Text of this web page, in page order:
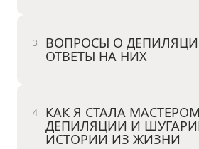
ВОПРОСЫ О
ОТВЕТЫ НА НИХ
КАК Я СТАЛА МАСТЕРОМ
ДЕПИЛЯЦИИ И
ИСТОРИИ ИЗ ЖИЗНИ